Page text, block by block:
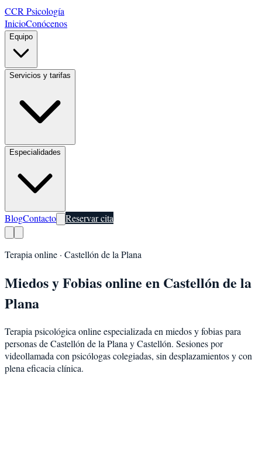
CCR Psicología
InicioConócenos
Equipo
Servicios y tarifas
Especialidades
BlogContacto Reservar cita
Terapia online · Castellón de la Plana
Miedos y Fobiasonline en Castellón de la
Plana
Terapia psicológica online especializada en miedos y fobiaspara
personas deCastellón de la Plana yCastellón. Sesiones por
videollamada con psicólogas colegiadas, sin desplazamientos y con
plena eficacia clínica.